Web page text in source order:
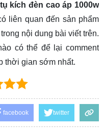
tụ kích đèn cao áp 1000w
liên quan đến sản phẩm
nội dung bài viết trên.
có thể để lại comment
thời gian sớm nhất.
facebook twitter